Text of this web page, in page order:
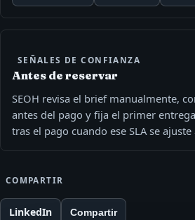
SEÑALES DE CONFIANZA
Antes de reservar
SEOH revisa el brief manualmente,
antes del pago y fija el primer
tras el pago cuando ese SLA se
COMPARTIR
LinkedIn Compartir